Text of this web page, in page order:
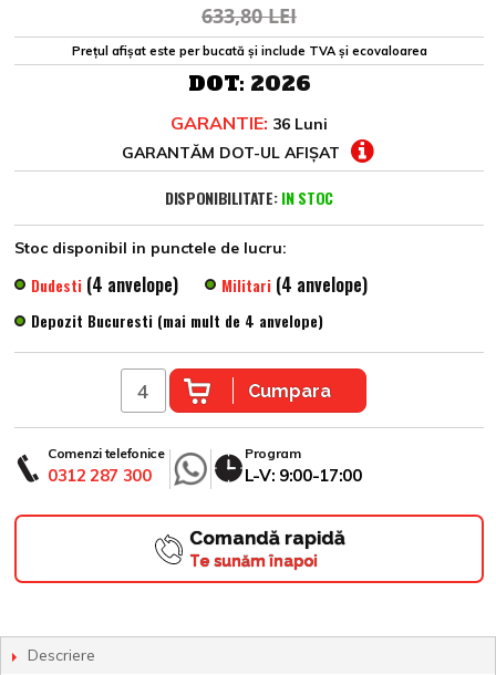
633,80 LEI
Prețul afișat este per bucată și include TVA și ecovaloarea
DOT: 2026
GARANTIE: 36 Luni
GARANTĂM DOT-UL AFIȘAT
DISPONIBILITATE: IN STOC
Stoc disponibil in punctele de lucru:
Dudesti (4 anvelope) Militari (4 anvelope)
Depozit Bucuresti (mai mult de 4 anvelope)
Cumpara
Comenzi telefonice
0312 287 300
Program
L-V: 9:00-17:00
Comandă rapidă
Te sunăm înapoi
Descriere